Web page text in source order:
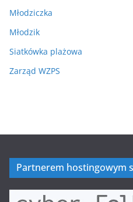
Młodziczka
Młodzik
Siatkówka plażowa
Zarząd WZPS
Partnerem hostingowym